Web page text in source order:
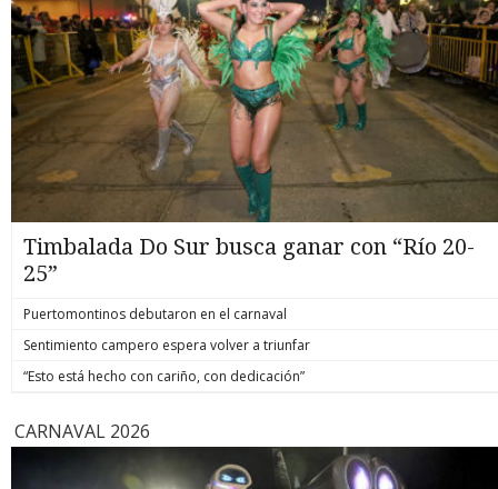
Timbalada Do Sur busca ganar con “Río 20-
25”
Puertomontinos debutaron en el carnaval
Sentimiento campero espera volver a triunfar
“Esto está hecho con cariño, con dedicación”
CARNAVAL 2026